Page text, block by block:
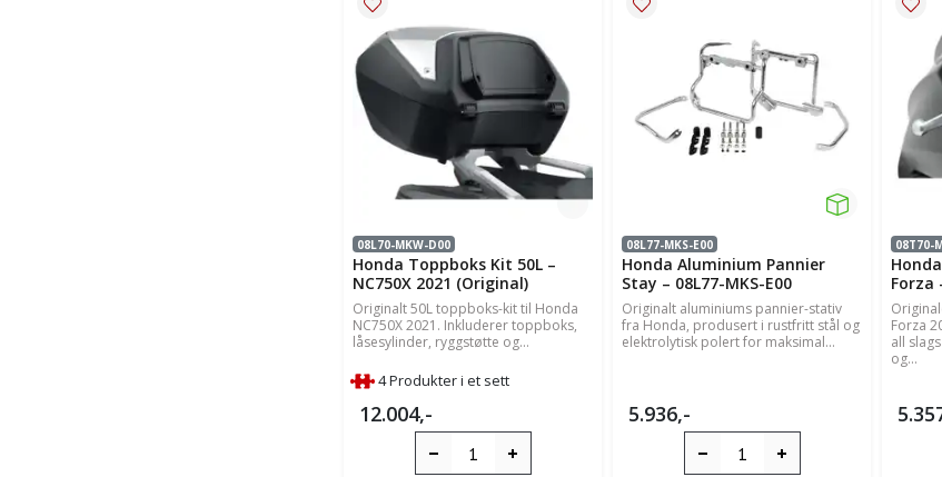
08L70-MKW-D00
Honda Toppboks Kit 50L –
NC750X 2021 (Original)
Originalt 50L toppboks-kit til Honda
NC750X 2021. Inkluderer toppboks,
låsesylinder, ryggstøtte og...
4 Produkter i et sett
12.004,-
08L77-MKS-E00
Honda Aluminium Pannier
Stay – 08L77-MKS-E00
Originalt aluminiums pannier-stativ
fra Honda, produsert i rustfritt stål og
elektrolytisk polert for maksimal...
5.936,-
08T70-
Forza
Forza
all
og...